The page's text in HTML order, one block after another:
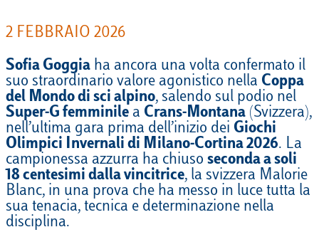
2 FEBBRAIO 2026
Sofia Goggia ha ancora una volta confermato il
suo straordinario valore agonistico nella Coppa
del Mondo di sci alpino, salendo sul podio nel
Super-G femminile a Crans-Montana (Svizzera),
nell’ultima gara prima dell’inizio dei Giochi
Olimpici Invernali di Milano-Cortina 2026. La
campionessa azzurra ha chiuso seconda a soli
18 centesimi dalla vincitrice, la svizzera Malorie
Blanc, in una prova che ha messo in luce tutta la
sua tenacia, tecnica e determinazione nella
disciplina.